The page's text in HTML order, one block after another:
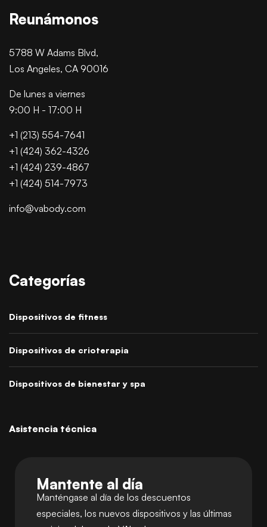
Reunámonos
5788 W Adams Blvd,
Los Angeles, CA 90016
De lunes a viernes
9:00 H - 17:00 H
+1 (213) 554-7641
+1 (424) 362-4326
+1 (424) 239-4867
+1 (424) 514-7973
info@vabody.com
Categorías
Dispositivos de fitness
Dispositivos de crioterapia
Dispositivos de bienestar y spa
Asistencia técnica
Mantente al día
Manténgase al día de los descuentos
especiales, los nuevos dispositivos y las últimas